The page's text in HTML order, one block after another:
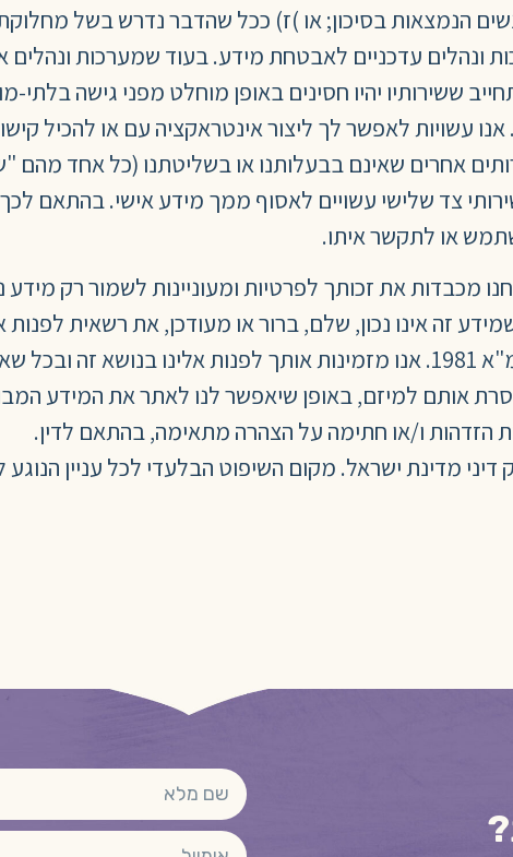
הנמצאות בסיכון; או )ז) ככל שהדבר נדרש בשל
ונהלים עדכניים לאבטחת מידע. בעוד שמערכות
ששירותיו יהיו חסינים באופן מוחלט מפני גישה
עשויות לאפשר לך ליצור אינטראקציה עם או להכיל
אחרים שאינם בבעלותנו או בשליטתנו (כל אחד מהם
צד שלישי עשויים לאסוף ממך מידע אישי. בהתאם
או לתקשר איתו.
מכבדות את זכותך לפרטיות ומעוניינות לשמור רק
זה אינו נכון, שלם, ברור או מעודכן, את רשאית
בהתאם להוראות חוק הגנת הפרטיות, תשמ"א 1981. אנו מזמינות אותך
אותם למיזם, באופן שיאפשר לנו לאתר את המידע
הזדהות ו/או חתימה על הצהרה מתאימה, בהתאם לדין.
דיני מדינת ישראל. מקום השיפוט הבלעדי לכל עניין